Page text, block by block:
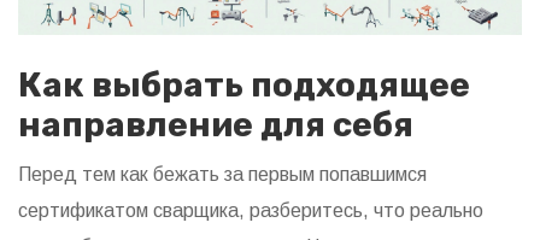
Как выбрать подходящее
направление для себя
Перед тем как бежать за первым попавшимся
сертификатом сварщика, разберитесь, что реально